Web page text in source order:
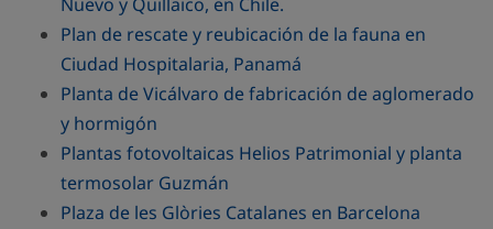
Plan de rescate y reubicación de la fauna en
Ciudad Hospitalaria, Panamá
Planta de Vicálvaro de fabricación de aglomerado
y hormigón
Plantas fotovoltaicas Helios Patrimonial y planta
termosolar Guzmán
Plaza de les Glòries Catalanes en Barcelona